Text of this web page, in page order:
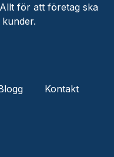
för att företag ska
Kontakt